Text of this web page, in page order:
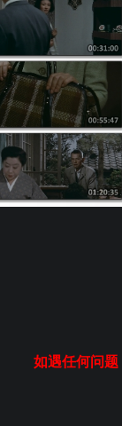
如遇任何问